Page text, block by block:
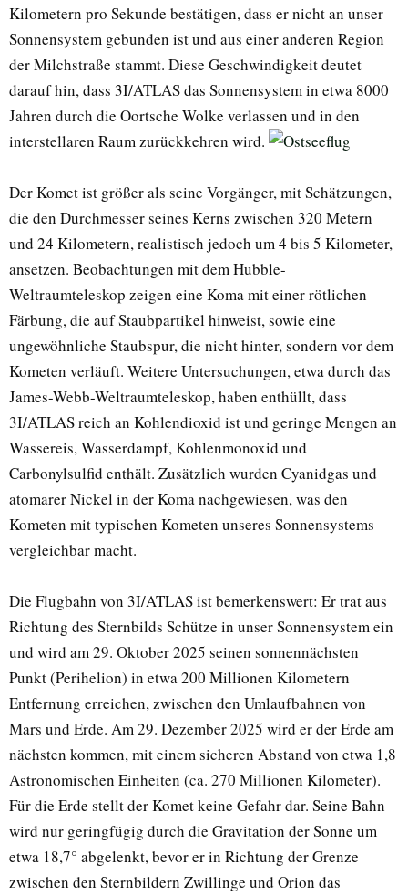
Kilometern pro Sekunde bestätigen, dass er nicht an unser
Sonnensystem gebunden ist und aus einer anderen Region
der Milchstraße stammt. Diese Geschwindigkeit deutet
darauf hin, dass 3I/ATLAS das Sonnensystem in etwa 8000
Jahren durch die Oortsche Wolke verlassen und in den
interstellaren Raum zurückkehren wird.
Der Komet ist größer als seine Vorgänger, mit Schätzungen,
die den Durchmesser seines Kerns zwischen 320 Metern
und 24 Kilometern, realistisch jedoch um 4 bis 5 Kilometer,
ansetzen. Beobachtungen mit dem Hubble-
Weltraumteleskop zeigen eine Koma mit einer rötlichen
Färbung, die auf Staubpartikel hinweist, sowie eine
ungewöhnliche Staubspur, die nicht hinter, sondern vor dem
Kometen verläuft. Weitere Untersuchungen, etwa durch das
James-Webb-Weltraumteleskop, haben enthüllt, dass
3I/ATLAS reich an Kohlendioxid ist und geringe Mengen an
Wassereis, Wasserdampf, Kohlenmonoxid und
Carbonylsulfid enthält. Zusätzlich wurden Cyanidgas und
atomarer Nickel in der Koma nachgewiesen, was den
Kometen mit typischen Kometen unseres Sonnensystems
vergleichbar macht.
Die Flugbahn von 3I/ATLAS ist bemerkenswert: Er trat aus
Richtung des Sternbilds Schütze in unser Sonnensystem ein
und wird am 29. Oktober 2025 seinen sonnennächsten
Punkt (Perihelion) in etwa 200 Millionen Kilometern
Entfernung erreichen, zwischen den Umlaufbahnen von
Mars und Erde. Am 29. Dezember 2025 wird er der Erde am
nächsten kommen, mit einem sicheren Abstand von etwa 1,8
Astronomischen Einheiten (ca. 270 Millionen Kilometer).
Für die Erde stellt der Komet keine Gefahr dar. Seine Bahn
wird nur geringfügig durch die Gravitation der Sonne um
etwa 18,7° abgelenkt, bevor er in Richtung der Grenze
zwischen den Sternbildern Zwillinge und Orion das